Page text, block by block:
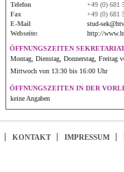
Telefon
+49 (0) 681
Fax
+49 (0) 681
E-Mail
stud-
Webseite:
http://
ÖFFNUNGSZEITEN
Montag, Dienstag, Donnerstag, Freitag
Mittwoch von 13:30 bis 16:00 Uhr
ÖFFNUNGSZEITEN IN DER
keine Angaben
KONTAKT IMPRESSUM